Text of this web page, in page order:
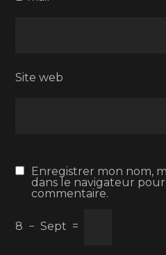
Site web
Enregistrer mon nom,
dans le navigateur
commentaire.
8 − Sept =